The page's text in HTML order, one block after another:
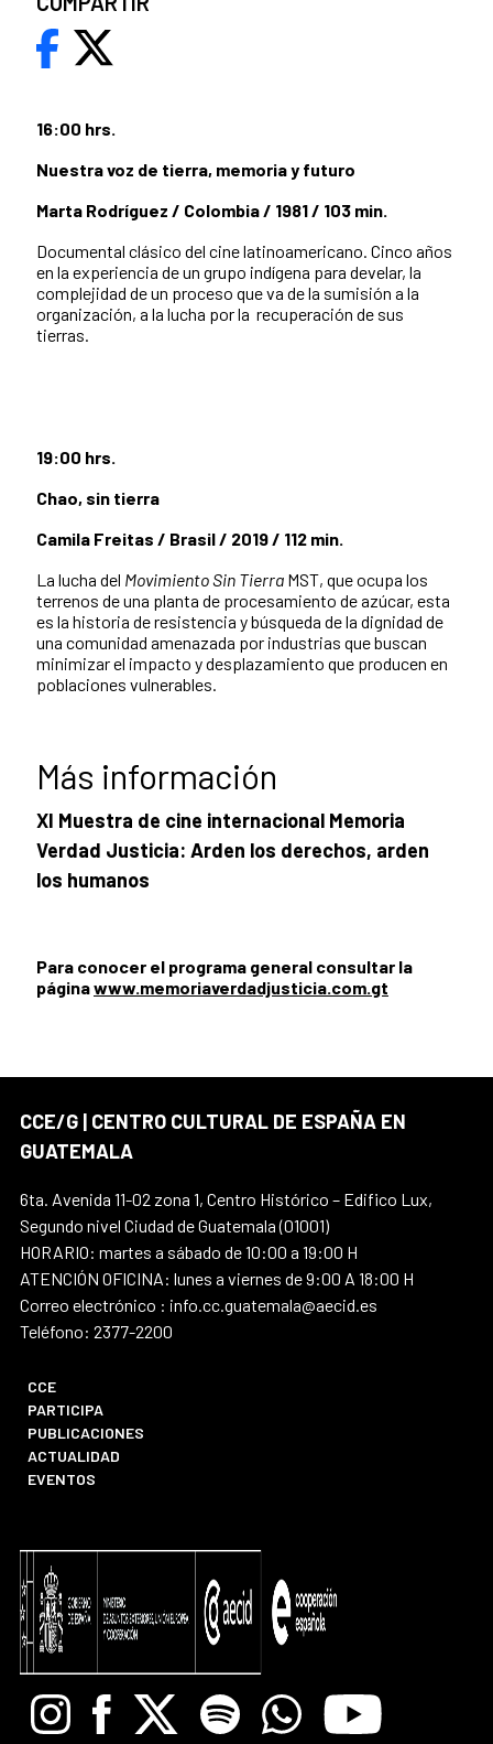
16:00 hrs.
Nuestra voz de tierra, memoria y futuro
Marta Rodríguez / Colombia / 1981 / 103 min.
Documental clásico del cine latinoamericano. Cinco años
en la experiencia de un grupo indígena para develar, la
complejidad de un proceso que va de la sumisión a la
organización, a la lucha por la recuperación de sus
tierras.
19:00 hrs.
Chao, sin tierra
Camila Freitas / Brasil / 2019 / 112 min.
La lucha del Movimiento Sin Tierra MST, que ocupa los
terrenos de una planta de procesamiento de azúcar, esta
es la historia de resistencia y búsqueda de la dignidad de
una comunidad amenazada por industrias que buscan
minimizar el impacto y desplazamiento que producen en
poblaciones vulnerables.
Más información
XI Muestra de cine internacional Memoria
Verdad Justicia: Arden los derechos, arden
los humanos
Para conocer el programa general consultar la
páginawww.memoriaverdadjusticia.com.gt
CCE/G | CENTRO CULTURAL DE ESPAÑA EN
GUATEMALA
6ta. Avenida 11-02 zona 1, Centro Histórico – Edifico Lux,
Segundo nivel Ciudad de Guatemala (01001)
HORARIO: martes a sábado de 10:00 a 19:00 H
ATENCIÓN OFICINA: lunes a viernes de 9:00 A 18:00 H
Correo electrónico : info.cc.guatemala@aecid.es
Teléfono: 2377-2200
CCE
PARTICIPA
PUBLICACIONES
ACTUALIDAD
EVENTOS
InstagramFacebook
X Spotify WhatsappYoutube